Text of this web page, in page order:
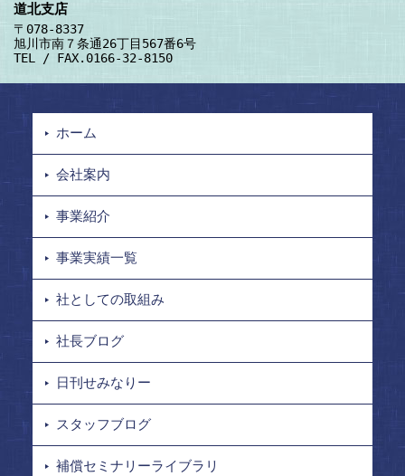
道北支店
〒078-8337
旭川市南７条通26丁目567番6号
TEL / FAX.0166-32-8150
ホーム
会社案内
事業紹介
事業実績一覧
社としての取組み
社長ブログ
日刊せみなりー
スタッフブログ
補償セミナリーライブラリ